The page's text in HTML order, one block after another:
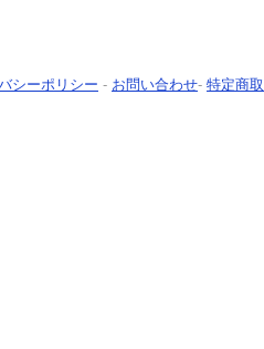
シーポリシー - お問い合わせ- 特定商